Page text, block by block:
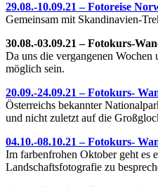
29.08.-10.09.21 – Fotoreise
Gemeinsam mit Skandinavien-
30.08.-03.09.21 – Fotokurs-
Da uns die vergangenen
möglich sein.
20.09.-24.09.21 – Fotokurs-
Österreichs bekannter
und nicht zuletzt auf die
04.10.-08.10.21 – Fotokurs-
Im farbenfrohen Oktober geht es
Landschaftsfotografie zu